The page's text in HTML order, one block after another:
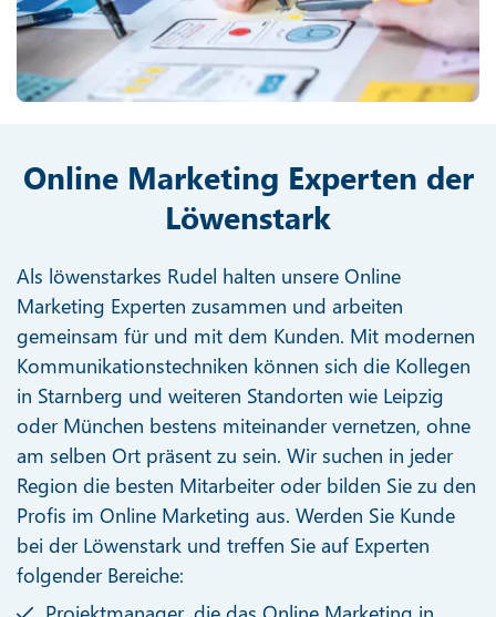
Online Marketing Experten der
Löwenstark
Als löwenstarkes Rudel halten unsere Online
Marketing Experten zusammen und arbeiten
gemeinsam für und mit dem Kunden. Mit modernen
Kommunikationstechniken können sich die Kollegen
in Starnberg und weiteren Standorten wie Leipzig
oder München bestens miteinander vernetzen, ohne
am selben Ort präsent zu sein. Wir suchen in jeder
Region die besten Mitarbeiter oder bilden Sie zu den
Profis im Online Marketing aus. Werden Sie Kunde
bei der Löwenstark und treffen Sie auf Experten
folgender Bereiche: